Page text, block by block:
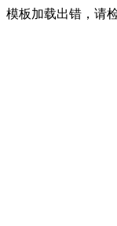
模板加载出错，请